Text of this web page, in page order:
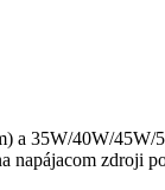
a 35W/40W/45W/
napájacom zdroji